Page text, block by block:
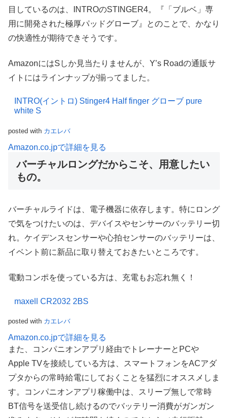
目しているのは、INTROのSTINGER4。『「ブルベ」専
用に開発された極厚パッドグローブ』とのことで、かなり
の快適性が期待できそうです。
AmazonにはSしか見当たりませんが、Y’s Roadの通販サ
イトにはラインナップが揃ってました。
INTRO(イントロ) Stinger4 Half finger グローブ pure
white S
posted with カエレバ
Amazon.co.jpで詳細を見る
バーチャルロングだからこそ、用意したい
もの。
バーチャルライドは、電子機器に依存します。特にロング
で気をつけたいのは、デバイスやセンサーのバッテリー切
れ。ケイデンスセンサーや心拍センサーのバッテリーは、
イベント前に新品に取り替えておきたいところです。
電動コンポを使っている方は、充電もお忘れ無く！
maxell CR2032 2BS
posted with カエレバ
Amazon.co.jpで詳細を見る
また、コンパニオンアプリ経由でトレーナーとPCや
Apple TVを接続している方は、スマートフォンをACアダ
プタからの常時給電にしておくことを猛烈にオススメしま
す。コンパニオンアプリ稼働中は、スリープ無しで常時
BT信号を送受信し続けるのでバッテリー消費がガンガン